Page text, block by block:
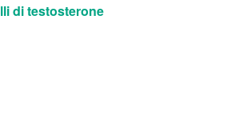
di testosterone